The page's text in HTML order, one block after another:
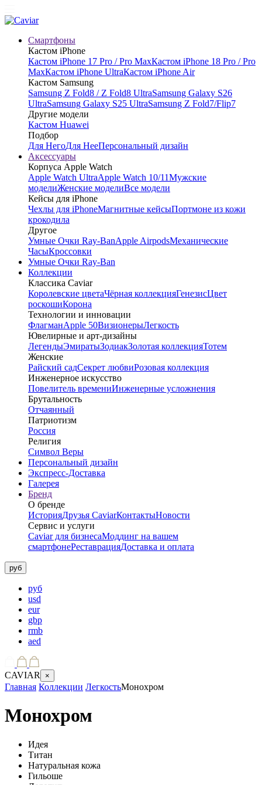
Смартфоны
Кастом iPhone
Кастом iPhone 17 Pro / Pro MaxКастом iPhone 18 Pro / Pro
MaxКастом iPhone UltraКастом iPhone Air
Кастом Samsung
Samsung Z Fold8 / Z Fold8 UltraSamsung Galaxy S26
UltraSamsung Galaxy S25 UltraSamsung Z Fold7/Flip7
Другие модели
Кастом Huawei
Подбор
Для НегоДля НееПерсональный дизайн
Аксессуары
Корпуса Apple Watch
Apple Watch UltraApple Watch 10/11Мужские
моделиЖенские моделиВсе модели
Кейсы для iPhone
Чехлы для iPhoneМагнитные кейсыПортмоне из кожи
крокодила
Другое
Умные Очки Ray-BanApple AirpodsМеханические
ЧасыКроссовки
Умные Очки Ray-Ban
Коллекции
Классика Caviar
Королевские цветаЧёрная коллекцияГенезисЦвет
роскошиКорона
Технологии и инновации
ФлагманApple 50ВизионерыЛегкость
Ювелирные и арт-дизайны
ЛегендыЭмиратыЗодиакЗолотая коллекцияТотем
Женские
Райский садСекрет любвиРозовая коллекция
Инженерное искусство
Повелитель времениИнженерные усложнения
Брутальность
Отчаянный
Патриотизм
Россия
Религия
Символ Веры
Персональный дизайн
Экспресс-Доставка
Галерея
Бренд
О бренде
ИсторияДрузья CaviarКонтактыНовости
Сервис и услуги
Caviar для бизнесаМоддинг на вашем
смартфонеРеставрацияДоставка и оплата
руб
руб
usd
eur
gbp
rmb
aed
CAVIAR ×
Главная Коллекции ЛегкостьМонохром
Монохром
Идея
Титан
Натуральная кожа
Гильоше